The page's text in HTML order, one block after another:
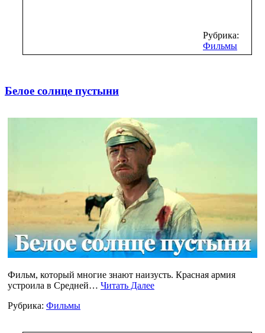
Рубрика:
Фильмы
Белое солнце пустыни
Фильм, который многие знают наизусть. Красная армия
устроила в Средней… Читать Далее
Рубрика: Фильмы